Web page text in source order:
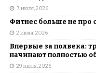
7 июля, 2026
Фитнес больше не про
2 июля, 2026
Впервые за полвека:
начинают полностью
29 июня, 2026